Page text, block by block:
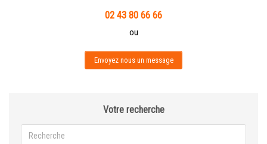
02 43 80 66 66
ou
Envoyez nous un message
Votre recherche